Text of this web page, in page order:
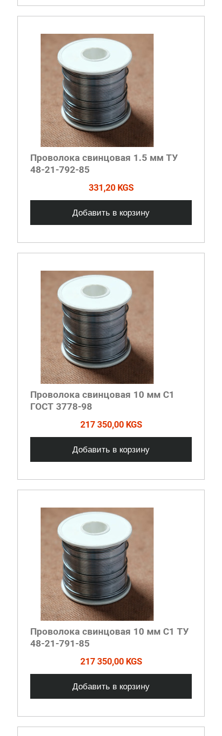
Проволока свинцовая 1.5 мм ТУ
48-21-792-85
331,20 KGS
Добавить в корзину
Проволока свинцовая 10 мм С1
ГОСТ 3778-98
217 350,00 KGS
Добавить в корзину
Проволока свинцовая 10 мм С1 ТУ
48-21-791-85
217 350,00 KGS
Добавить в корзину